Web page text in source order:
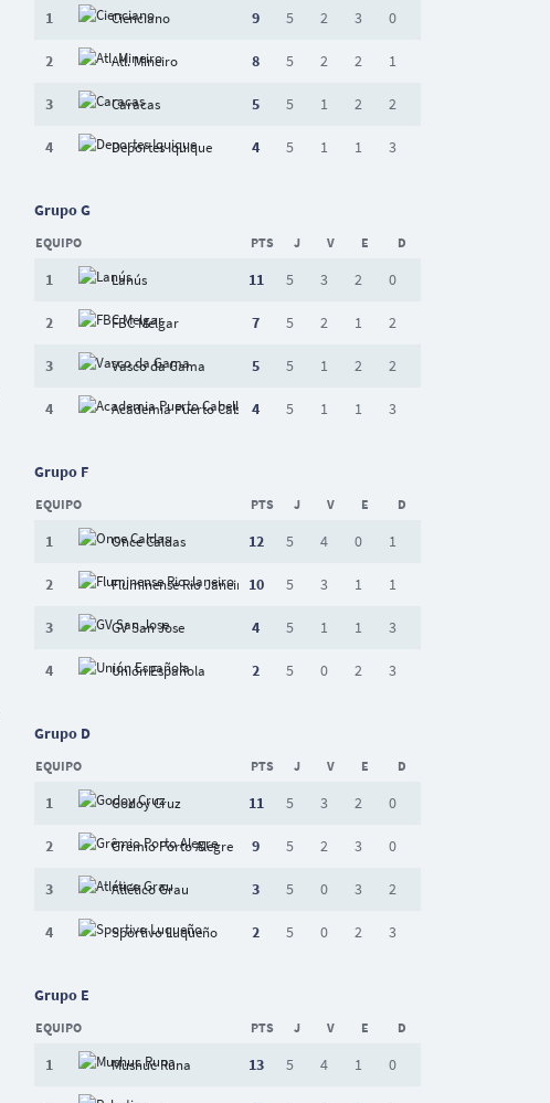
1 Cienciano 9 5 2 3 0
2 Atl. Mineiro 8 5 2 2 1
3 Caracas 5 5 1 2 2
4 Deportes Iquique 4 5 1 1 3
Grupo G
EQUIPO PTS J V E D
1 Lanús 11 5 3 2 0
2 FBC Melgar 7 5 2 1 2
3 Vasco da Gama 5 5 1 2 2
4 Academia Puerto Cabello
4 5 1 1 3
Grupo F
EQUIPO PTS J V E D
1 Once Caldas 12 5 4 0 1
2 Fluminense Rio Janeiro 10 5 3 1 1
3 GV San Jose 4 5 1 1 3
4 Unión Española 2 5 0 2 3
Grupo D
EQUIPO PTS J V E D
1 Godoy Cruz 11 5 3 2 0
2 Grêmio Porto Alegre 9 5 2 3 0
3 Atlético Grau 3 5 0 3 2
4 Sportivo Luqueño 2 5 0 2 3
Grupo E
EQUIPO PTS J V E D
1 Mushuc Runa 13 5 4 1 0